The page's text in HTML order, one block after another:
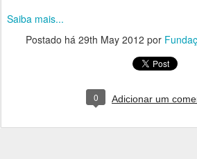
Saiba mais...
Postado há 29th May 2012 por
0 Adicionar um